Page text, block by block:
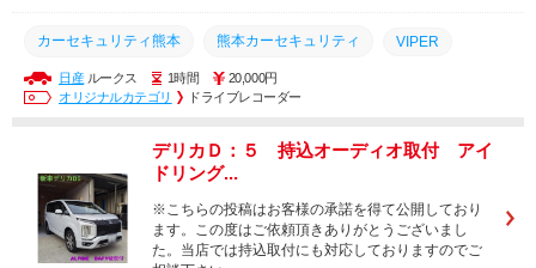
カーセキュリティ熊本 熊本カーセキュリティ VIPER
ランクル250 ホーネット ランクル300
バイパー カーセキュリティ専門店 レクサス
プラド 熊本市南区 ドラレコ ハイエース 持ち込み
日産ルークス 1時間
20,000円
オリジナルカテゴリ
ドライブレコーダー
デリカＤ：５ 持込オーディオ取付 アイ
ドリング...
※こちらの投稿はお客様の承諾を得て公開しており
ます。この度はご依頼頂きありがとうございまし
た。当店では持込取付にも対応しておりますのでご